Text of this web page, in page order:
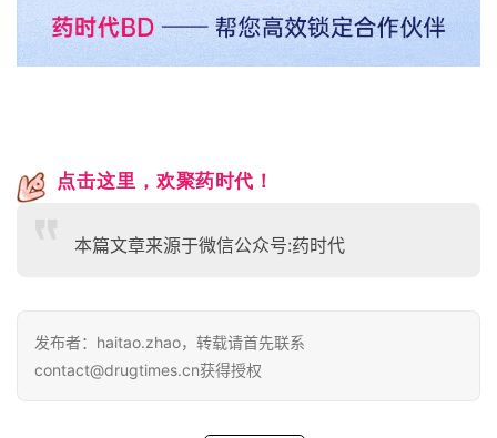
点击这里， 欢聚药时代！
本篇文章来源于微信公众号:药时代
发布者：haitao.zhao，转载请首先联系
contact@drugtimes.cn获得授权